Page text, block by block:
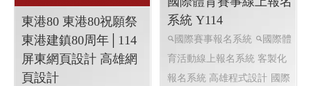
東港80 東港80祝願祭
東港建鎮80周年│114
屏東網頁設計 高雄網
頁設計
系統 Y114
國際賽事報名系統
國際體
育活動線上報名系統 客製化
報名系統 高雄程式設計 國際